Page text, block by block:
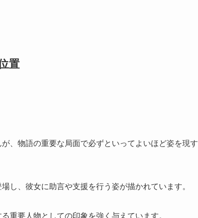
置
、物語の重要な局面で必ずといってよいほど姿を現す
し、彼女に助言や支援を行う姿が描かれています。
重要人物としての印象を強く与えています。